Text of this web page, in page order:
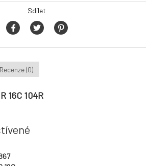
Sdílet
Recenze (0)
16C 104R